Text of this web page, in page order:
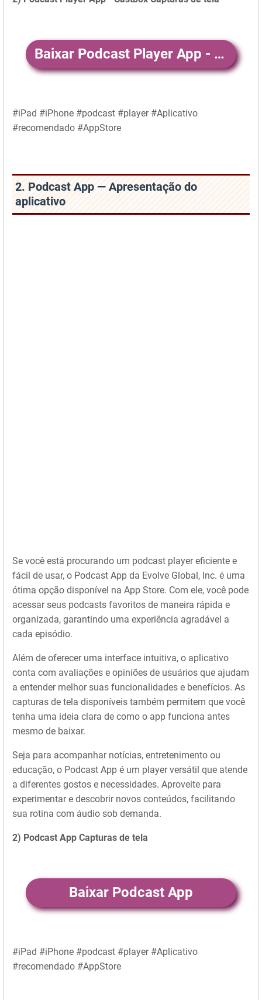
Baixar Podcast Player App - Castbox
#iPad #iPhone #podcast #player #Aplicativo
#recomendado #AppStore
2. Podcast App — Apresentação do
aplicativo
Se você está procurando um podcast player eficiente e
fácil de usar, o Podcast App da Evolve Global, Inc. é uma
ótima opção disponível na App Store. Com ele, você pode
acessar seus podcasts favoritos de maneira rápida e
organizada, garantindo uma experiência agradável a
cada episódio.
Além de oferecer uma interface intuitiva, o aplicativo
conta com avaliações e opiniões de usuários que ajudam
a entender melhor suas funcionalidades e benefícios. As
capturas de tela disponíveis também permitem que você
tenha uma ideia clara de como o app funciona antes
mesmo de baixar.
Seja para acompanhar notícias, entretenimento ou
educação, o Podcast App é um player versátil que atende
a diferentes gostos e necessidades. Aproveite para
experimentar e descobrir novos conteúdos, facilitando
sua rotina com áudio sob demanda.
2) Podcast App Capturas de tela
Baixar Podcast App
#iPad #iPhone #podcast #player #Aplicativo
#recomendado #AppStore